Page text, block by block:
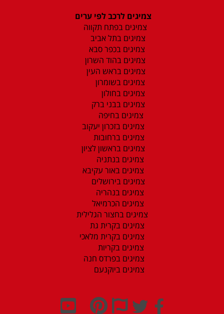
צמיגים לרכב לפי ערים
צמיגים בפתח תקווה
צמיגים בתל אביב
צמיגים בכפר סבא
צמיגים בהוד השרון
צמיגים בראש העין
צמיגים בשומרון
צמיגים בחולון
צמיגים בבני ברק
צמיגים בחיפה
צמיגים בזכרון יעקוב
צמיגים ברחובות
צמיגים בראשון לציון
צמיגים בנתניה
צמיגים באור עקיבא
צמיגים בירושלים
צמיגים בנהריה
צמיגים הכרמיאל
צמיגים בחצור הגלילית
צמיגים בקרית גת
צמיגים בקרית מלאכי
צמיגים בקריות
צמיגים בפרדס חנה
צמיגים ביוקנעם